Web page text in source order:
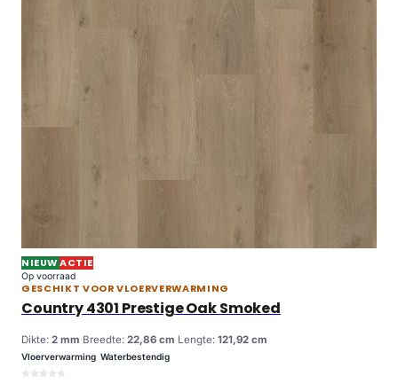
NIEUWACTIE
Op voorraad
GESCHIKT VOOR VLOERVERWARMING
Country 4301 Prestige Oak Smoked
Dikte: 2 mm Breedte: 22,86 cm Lengte: 121,92 cm
Vloerverwarming Waterbestendig